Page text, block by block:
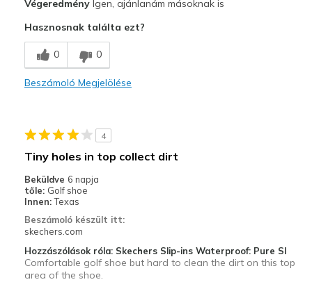
Comfortable
Stylish
View On Shoes
Shoes are for Wearing
VégeredményIgen, ajánlanám másoknak is
Hasznosnak találta ezt?
0 0
Beszámoló Megjelölése
4
Tiny holes in top collect dirt
Beküldve 6 napja
tőle: Golf shoe
Innen: Texas
Beszámoló készült itt:
skechers.com
Hozzászólások róla: Skechers Slip-ins Waterproof: Pure SI
Comfortable golf shoe but hard to clean the dirt on this top
area of the shoe.